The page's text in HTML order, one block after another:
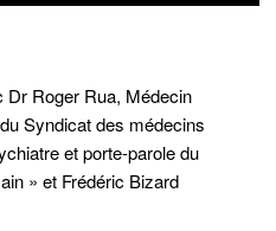
Dr Roger Rua, Médecin
Syndicat des médecins
et porte-parole du
» et Frédéric Bizard